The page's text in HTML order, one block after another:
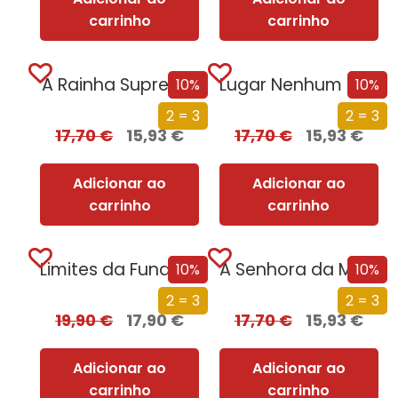
carrinho
carrinho
10%
2 = 3
A Rainha Suprema
17,70€ 15,93€
Adicionar ao
carrinho
10%
2 = 3
Lugar Nenhum – Neverwhere
17,70€ 15,93€
Adicionar ao
carrinho
10%
2 = 3
Limites da Fundação
19,90€ 17,90€
Adicionar ao
carrinho
10%
2 = 3
A Senhora da Magia
17,70€ 15,93€
Adicionar ao
carrinho